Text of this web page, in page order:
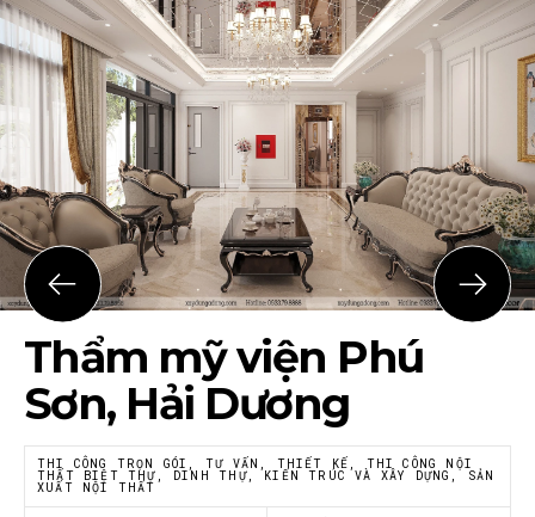
Thông tin luôn cập nhật
Xu hướng thiết kế nội thất mới nhất tại Việt Nam và trên thế
giới
Họ tên *
Tôi đồng ý với
Thẩm mỹ viện Phú
Sơn, Hải Dương
THI CÔNG TRỌN GÓI, TƯ VẤN, THIẾT KẾ, THI CÔNG NỘI
THẤT BIỆT THỰ, DINH THỰ, KIẾN TRÚC VÀ XÂY DỰNG, SẢN
XUẤT NỘI THẤT